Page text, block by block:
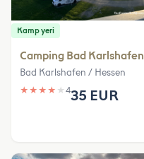
Kamp yeri
Camping Bad Karlshafen
Bad Karlshafen / Hessen
★ ★ ★ ★ ★ 435 EUR